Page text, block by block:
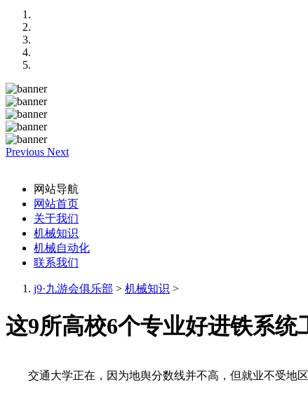
Previous Next
网站导航
网站首页
关于我们
机械知识
机械自动化
联系我们
j9·九游会俱乐部 > 机械知识 >
这9所高校6个专业好进铁系统
交通大学正在，因为地舆分数线并不高，但就业不受地区